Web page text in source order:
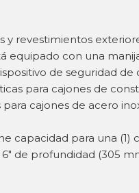
y revestimientos
equipado con una
de seguridad
para cajones de
para cajones de acero
capacidad para una
6″ de profundidad (305